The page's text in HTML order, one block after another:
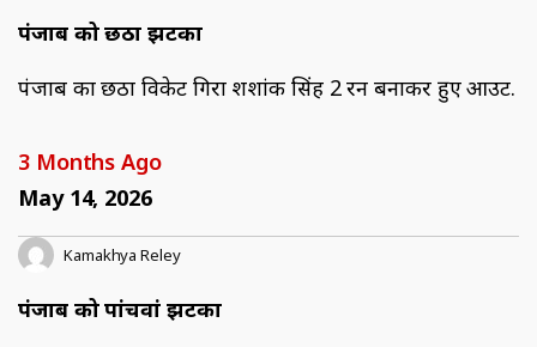
पंजाब को छठा झटका
पंजाब का छठा विकेट गिरा शशांक सिंह 2 रन बनाकर हुए आउट.
3 Months Ago
May 14, 2026
Kamakhya Reley
पंजाब को पांचवां झटका